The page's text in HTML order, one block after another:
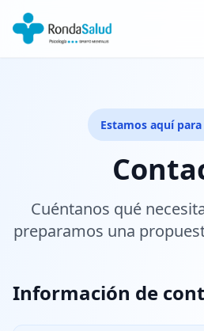
Estamos aquí
Cuéntanos qué
preparamos una
Información de